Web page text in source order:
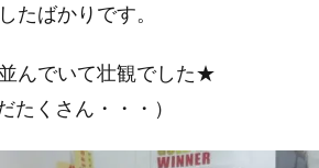
たばかりです。
んでいて壮観でした★
くさん・・・）